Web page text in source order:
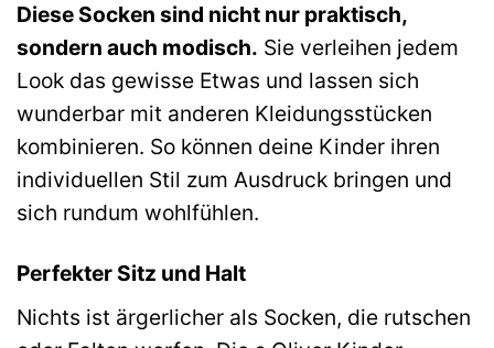
Diese Socken sind nicht nur praktisch,
sondern auch modisch. Sie verleihen jedem
Look das gewisse Etwas und lassen sich
wunderbar mit anderen Kleidungsstücken
kombinieren. So können deine Kinder ihren
individuellen Stil zum Ausdruck bringen und
sich rundum wohlfühlen.
Perfekter Sitz und Halt
Nichts ist ärgerlicher als Socken, die rutschen